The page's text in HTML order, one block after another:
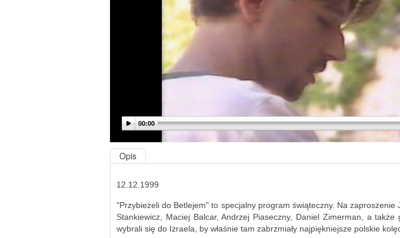
00:00
Opis
12.12.1999
"Przybieżeli do Betlejem" to specjalny program świąteczny. Na
Stankiewicz, Maciej Balcar, Andrzej Piaseczny, Daniel Zimerman, a
wybrali się do Izraela, by właśnie tam zabrzmiały najpiękniejsze polskie